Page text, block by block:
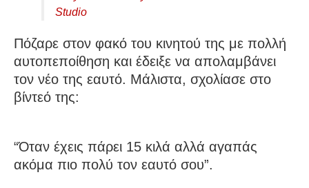
Studio
Πόζαρε στον φακό του κινητού της με πολλή
αυτοπεποίθηση και έδειξε να απολαμβάνει
τον νέο της εαυτό. Μάλιστα, σχολίασε στο
βίντεό της:
“Όταν έχεις πάρει 15 κιλά αλλά αγαπάς
ακόμα πιο πολύ τον εαυτό σου”.